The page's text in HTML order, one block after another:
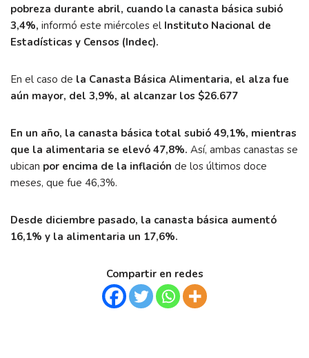
pobreza durante abril, cuando la canasta básica subió
3,4%, informó este miércoles el Instituto Nacional de
Estadísticas y Censos (Indec).
En el caso de la Canasta Básica Alimentaria, el alza fue
aún mayor, del 3,9%, al alcanzar los $26.677
En un año, la canasta básica total subió 49,1%, mientras
que la alimentaria se elevó 47,8%. Así, ambas canastas se
ubican por encima de la inflación de los últimos doce
meses, que fue 46,3%.
Desde diciembre pasado, la canasta básica aumentó
16,1% y la alimentaria un 17,6%.
Compartir en redes